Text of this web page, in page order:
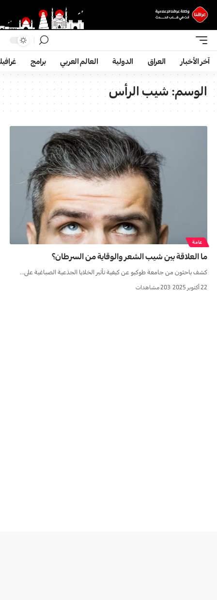
آخر الأخبار العراق الدولية العالم العربي برامج
الوسم:شيب الرأس
عامة
ما العلاقة بين شيب الشعر والوقاية من السرطان؟
كشف باحثون من جامعة طوكيو عن كيفية تأثير الخلايا الجذعية الصباغية على…
22 أكتوبر 2025 203 مشاهدات